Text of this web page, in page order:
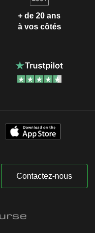
+ de 20 ans
à vos côtés
Contactez-nous